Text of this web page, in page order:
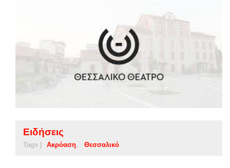
Ειδήσεις
Tags | Ακρόαση Θεσσαλικό